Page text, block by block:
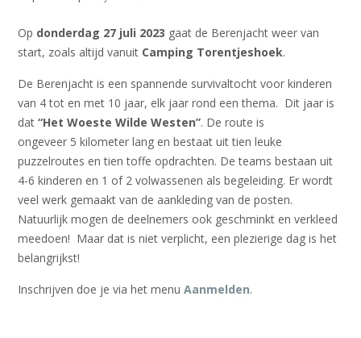
Op donderdag 27 juli 2023 gaat de Berenjacht weer van
start, zoals altijd vanuit Camping Torentjeshoek.
De Berenjacht is een spannende survivaltocht voor kinderen
van 4 tot en met 10 jaar, elk jaar rond een thema. Dit jaar is
dat “Het Woeste Wilde Westen”. De route is
ongeveer 5 kilometer lang en bestaat uit tien leuke
puzzelroutes en tien toffe opdrachten. De teams bestaan uit
4-6 kinderen en 1 of 2 volwassenen als begeleiding. Er wordt
veel werk gemaakt van de aankleding van de posten.
Natuurlijk mogen de deelnemers ook geschminkt en verkleed
meedoen! Maar dat is niet verplicht, een plezierige dag is het
belangrijkst!
Inschrijven doe je via het menu Aanmelden.